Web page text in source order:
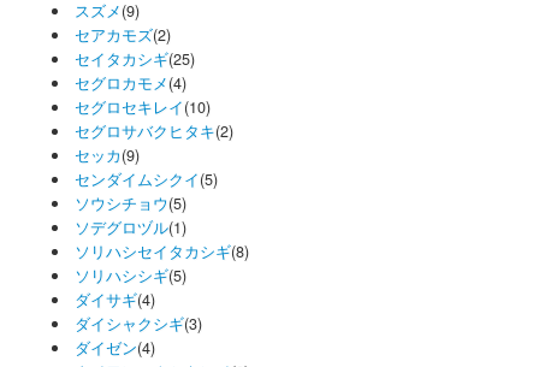
スズメ(9)
セアカモズ(2)
セイタカシギ(25)
セグロカモメ(4)
セグロセキレイ(10)
セグロサバクヒタキ(2)
セッカ(9)
センダイムシクイ(5)
ソウシチョウ(5)
ソデグロヅル(1)
ソリハシセイタカシギ(8)
ソリハシシギ(5)
ダイサギ(4)
ダイシャクシギ(3)
ダイゼン(4)